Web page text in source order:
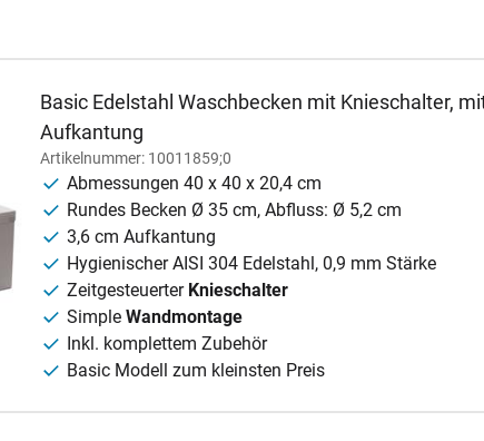
Basic Edelstahl Waschbecken mit Knieschalter,
Aufkantung
Artikelnummer: 10011859;0
Abmessungen 40 x 40 x 20,4 cm
Rundes Becken Ø 35 cm, Abfluss: Ø 5,2 cm
3,6 cm Aufkantung
Hygienischer AISI 304 Edelstahl, 0,9 mm Stärke
Zeitgesteuerter Knieschalter
Simple Wandmontage
Inkl. komplettem Zubehör
Basic Modell zum kleinsten Preis